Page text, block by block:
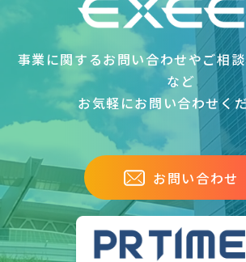
事業に関するお問い合わせやご相
など
お気軽にお問い合わせく
お問い合わせ